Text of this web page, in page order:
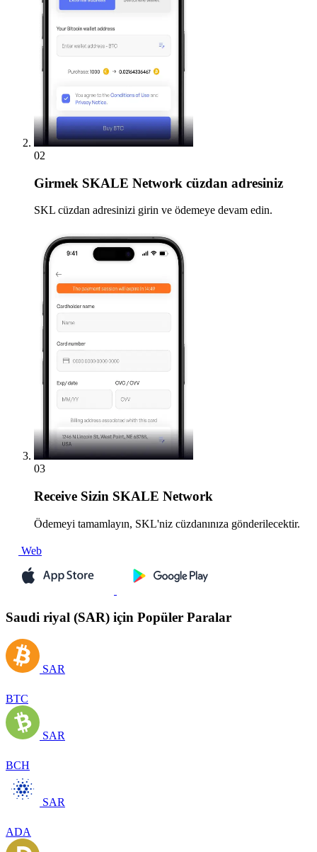
02
Girmek SKALE Network cüzdan adresiniz
SKL cüzdan adresinizi girin ve ödemeye devam edin.
03
Receive Sizin SKALE Network
Ödemeyi tamamlayın, SKL'niz cüzdanınıza gönderilecektir.
Web
Saudi riyal (SAR) için Popüler Paralar
SAR
BTC
SAR
BCH
SAR
ADA